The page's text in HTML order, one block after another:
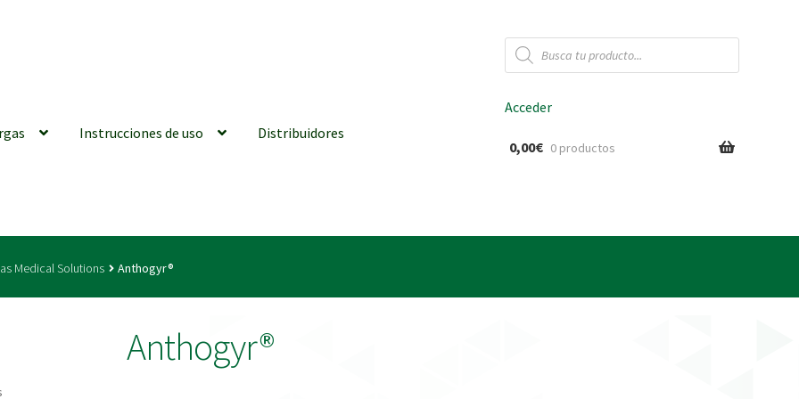
Búsqueda
de
productos
Instrucciones de uso Distribuidores
generales Conexiones CAD CAM
| Tienda Online!
Acceder
0,00€ 0 productos
Medical Solutions Anthogyr®
Anthogyr®